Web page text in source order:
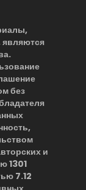
являются
без
и
1301
7.12